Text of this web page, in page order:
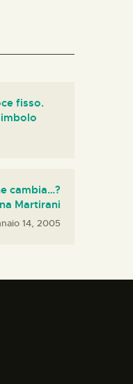
fisso.
cambia…?
Martirani
14, 2005